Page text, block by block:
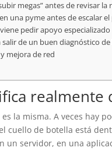
megas” antes de revisar la
una pyme antes de escalar
pedir apoyo especializado
salir de un buen diagnóstico
mejora de red
realmente
la misma. A veces hay
cuello de botella está
un servidor, en una